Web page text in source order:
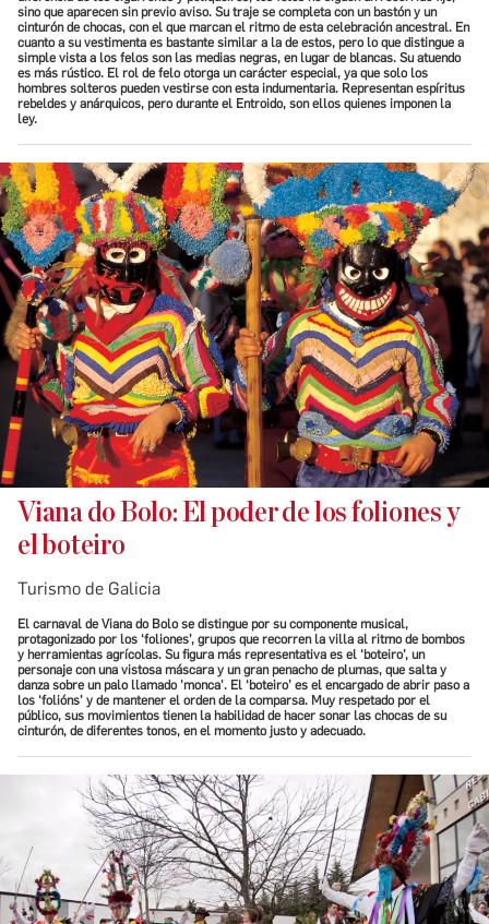
sino que aparecen sin previo aviso. Su traje se completa con un bastón y un
cinturón de chocas, con el que marcan el ritmo de esta celebración ancestral. En
cuanto a su vestimenta es bastante similar a la de estos, pero lo que distingue a
simple vista a los felos son las medias negras, en lugar de blancas. Su atuendo
es más rústico. El rol de felo otorga un carácter especial, ya que solo los
hombres solteros pueden vestirse con esta indumentaria. Representan espíritus
rebeldes y anárquicos, pero durante el Entroido, son ellos quienes imponen la
ley.
Viana do Bolo: El poder de los foliones y
el boteiro
Turismo de Galicia
El carnaval de Viana do Bolo se distingue por su componente musical,
protagonizado por los ‘foliones’, grupos que recorren la villa al ritmo de bombos
y herramientas agrícolas. Su figura más representativa es el ‘boteiro’, un
personaje con una vistosa máscara y un gran penacho de plumas, que salta y
danza sobre un palo llamado 'monca'. El ‘boteiro’ es el encargado de abrir paso a
los ‘folións’ y de mantener el orden de la comparsa. Muy respetado por el
público, sus movimientos tienen la habilidad de hacer sonar las chocas de su
cinturón, de diferentes tonos, en el momento justo y adecuado.